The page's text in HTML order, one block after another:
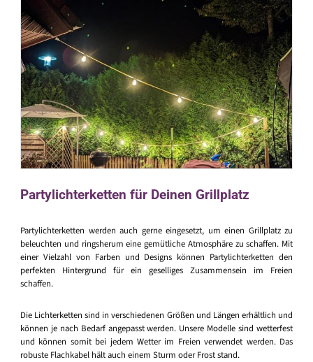
Partylichterketten für Deinen Grillplatz
Partylichterketten werden auch gerne eingesetzt, um einen Grillplatz zu
beleuchten und ringsherum eine gemütliche Atmosphäre zu schaffen. Mit
einer Vielzahl von Farben und Designs können Partylichterketten den
perfekten Hintergrund für ein geselliges Zusammensein im Freien
schaffen.
Die Lichterketten sind in verschiedenen Größen und Längen erhältlich und
können je nach Bedarf angepasst werden. Unsere Modelle sind wetterfest
und können somit bei jedem Wetter im Freien verwendet werden. Das
robuste Flachkabel hält auch einem Sturm oder Frost stand.